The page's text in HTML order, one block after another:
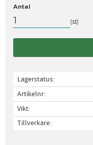
Antal
st
Lagerstatus
Artikelnr
Vikt
Tillverkare